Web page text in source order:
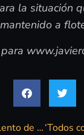
la situación
a
El derroche de talento de Javier Ojeda en Gibralfaro